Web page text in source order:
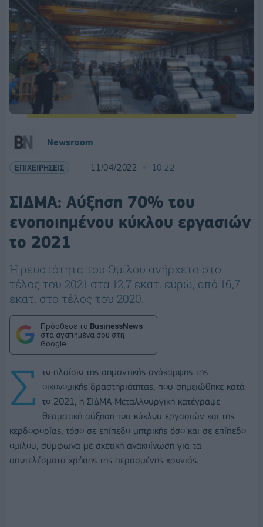
Newsroom
ΕΠΙΧΕΙΡΗΣΕΙΣ 11/04/2022 10:22
ΣΙΔΜΑ: Αύξηση 70% του
ενοποιημένου κύκλου εργασιών
το 2021
Η ρευστότητα του Ομίλου ανήρχετο στο
τέλος του 2021 στα 12,7 εκατ. ευρώ, από 16,7
εκατ. στο τέλος του 2020.
Πρόσθεσε το BusinessNews
στα αγαπημένα σου στη
Google
Σ
το πλαίσιο της σημαντικής ανάκαμψης της
οικονομικής δραστηριότητας, που σημειώθηκε κατά
το 2021, η ΣΙΔΜΑ Μεταλλουργική κατέγραψε
θεαματική αύξηση του κύκλου εργασιών και της
κερδοφορίας, τόσο σε επίπεδο μητρικής όσο και σε επίπεδο
ομίλου, σύμφωνα με σχετική ανακοίνωση για τα
αποτελέσματα χρήσης της περασμένης χρονιάς.